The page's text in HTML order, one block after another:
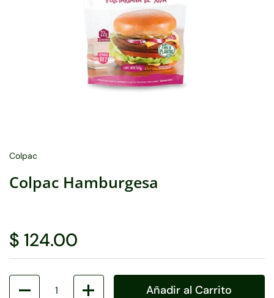
Colpac
Colpac Hamburgesa
$ 124.00
Cantidad
Añadir al Carrito